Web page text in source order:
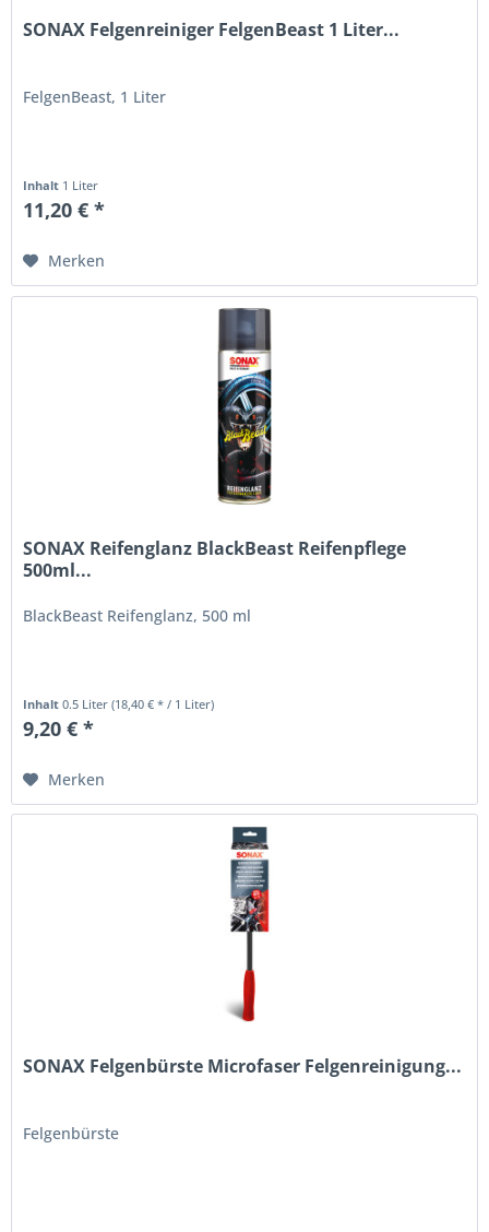
SONAX Felgenreiniger FelgenBeast 1 Liter...
FelgenBeast, 1 Liter
Inhalt 1 Liter
11,20 € *
Merken
SONAX Reifenglanz BlackBeast Reifenpflege
500ml...
BlackBeast Reifenglanz, 500 ml
Inhalt0.5 Liter(18,40 € * / 1 Liter)
9,20 € *
Merken
SONAX Felgenbürste Microfaser Felgenreinigung...
Felgenbürste